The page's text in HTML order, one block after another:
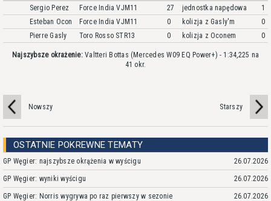
Sergio Perez
Force India VJM11 27 jednostka napędowa
1
Esteban Ocon
Force India VJM11 0 kolizja z Gasly'm
0
Pierre Gasly
Toro Rosso STR13 0 kolizja z Oconem 0
Najszybsze okrażenie:Valtteri Bottas (Mercedes W09 EQ Power+) - 1:34,225 na
41 okr.
Nowszy Starszy
OSTATNIE POKREWNE TEMATY
GP Węgier: najszybsze okrążenia w wyścigu 26.07.2026
GP Węgier: wyniki wyścigu 26.07.2026
GP Węgier: Norris wygrywa po raz pierwszy w sezonie 26.07.2026